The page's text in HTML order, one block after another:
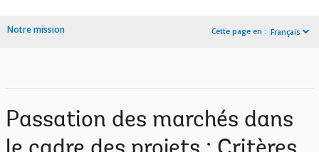
Notre mission Cette page en : Français
Passation des marchés dans